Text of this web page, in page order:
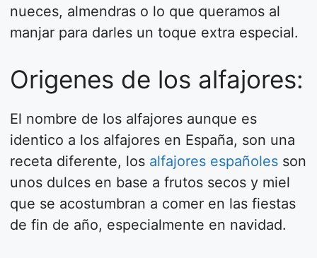
nueces, almendras o lo que queramos al
manjar para darles un toque extra especial.
Origenes de los alfajores:
El nombre de los alfajores aunque es
identico a los alfajores en España, son una
receta diferente, los alfajores españoles son
unos dulces en base a frutos secos y miel
que se acostumbran a comer en las fiestas
de fin de año, especialmente en navidad.